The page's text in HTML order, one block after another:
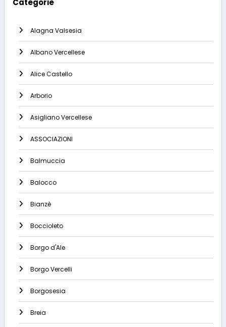
Categorie
Alagna Valsesia
Albano Vercellese
Alice Castello
Arborio
Asigliano Vercellese
ASSOCIAZIONI
Balmuccia
Balocco
Bianzè
Boccioleto
Borgo d'Ale
Borgo Vercelli
Borgosesia
Breia